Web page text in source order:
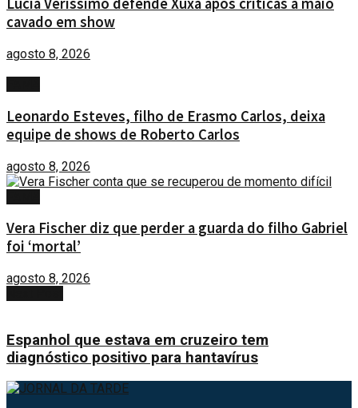
Lúcia Veríssimo defende Xuxa após críticas a maiô
cavado em show
agosto 8, 2026
Leonardo Esteves, filho de Erasmo Carlos, deixa
equipe de shows de Roberto Carlos
agosto 8, 2026
Vera Fischer diz que perder a guarda do filho Gabriel
foi ‘mortal’
agosto 8, 2026
Espanhol que estava em cruzeiro tem
diagnóstico positivo para hantavírus